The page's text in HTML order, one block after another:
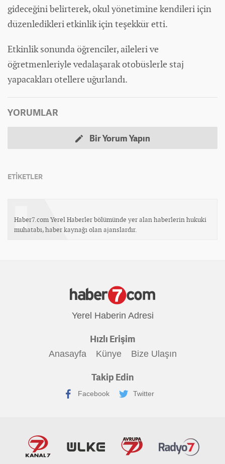
gideceğini belirterek, okul yönetimine kendileri için
düzenledikleri etkinlik için teşekkür etti.
Etkinlik sonunda öğrenciler, aileleri ve
öğretmenleriyle vedalaşarak otobüslerle staj
yapacakları otellere uğurlandı.
YORUMLAR
Bir Yorum Yapın
ETİKETLER
Haber7.com Yerel Haberler bölümünde yer alan haberlerin hukuki
muhatabı, haber kaynağı olan ajanslardır.
Yerel Haberin Adresi
Hızlı Erişim
Anasayfa Künye Bize Ulaşın
Takip Edin
Facebook Twitter